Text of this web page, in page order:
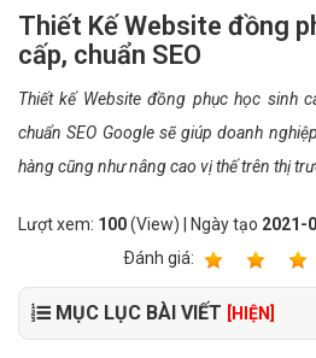
Thiết Kế Website đồng
cấp, chuẩn SEO
Thiết kế Website đồng phục học sinh
chuẩn SEO Google sẽ giúp doanh
hàng cũng như nâng cao vị thế trên thị
Lượt xem: 100(View) | Ngày tạo 2021-
Ðánh giá:
MỤC LỤC BÀI VIẾT [HIỆN]